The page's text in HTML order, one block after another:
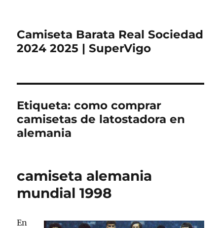
Camiseta Barata Real Sociedad
2024 2025 | SuperVigo
Etiqueta:como comprar
camisetas de latostadora en
alemania
camiseta alemania
mundial 1998
En